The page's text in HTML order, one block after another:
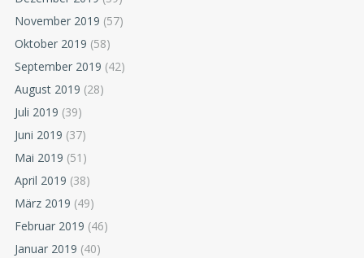
November 2019 (57)
Oktober 2019 (58)
September 2019 (42)
August 2019 (28)
Juli 2019 (39)
Juni 2019 (37)
Mai 2019 (51)
April 2019 (38)
März 2019 (49)
Februar 2019 (46)
Januar 2019 (40)